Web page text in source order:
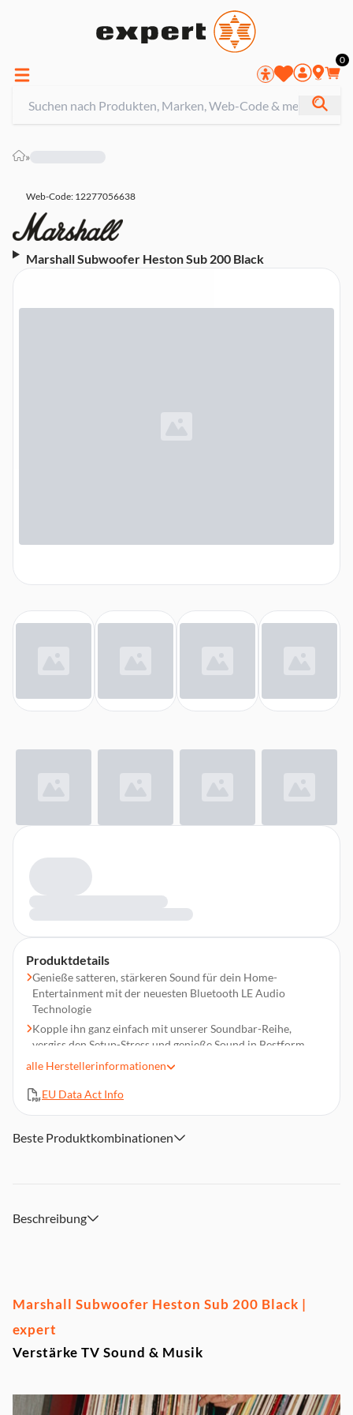
0
»
Web-Code: 12277056638
Marshall Subwoofer Heston Sub 200 Black
Produktdetails
Genieße satteren, stärkeren Sound für dein Home-
Entertainment mit der neuesten Bluetooth LE Audio
Technologie
Kopple ihn ganz einfach mit unserer Soundbar-Reihe,
vergiss den Setup-Stress und genieße Sound in Bestform
Platziere diesen Subwoofer flexibel dort, wo er am besten
Steuere deinen Subwoofer ganz einfach über die Marshall
App
Lieferumfang: Heston Sub 200 Subwoofer, Netzkabel,
alle Herstellerinformationen
EU Data Act Info
Beste Produktkombinationen
Beschreibung
Marshall Subwoofer Heston Sub 200 Black |
expert
Verstärke TV Sound & Musik